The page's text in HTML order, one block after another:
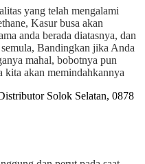
yang telah mengalami
Kasur busa akan
anda berada diatasnya, dan
Bandingkan jika Anda
mahal, bobotnya pun
kita akan memindahkannya